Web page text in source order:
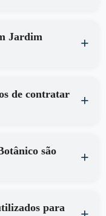
de contratar
para